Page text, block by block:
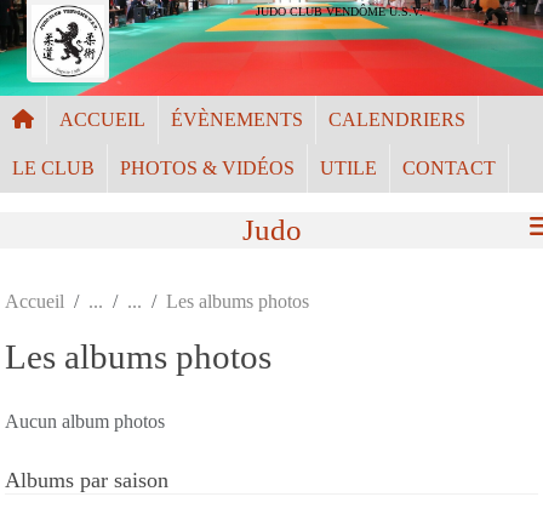
JUDO CLUB VENDÔME U.S.V.
ACCUEIL ÉVÈNEMENTS CALENDRIERS
LE CLUB PHOTOS & VIDÉOS UTILE CONTACT
Judo
Accueil Les albums photos
Les albums photos
Aucun album photos
Albums par saison
Panneau de gestion des cookies